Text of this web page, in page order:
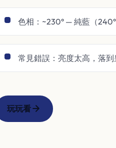
色相：~230° — 純藍（
常見錯誤：亮度太高，落到
玩玩看